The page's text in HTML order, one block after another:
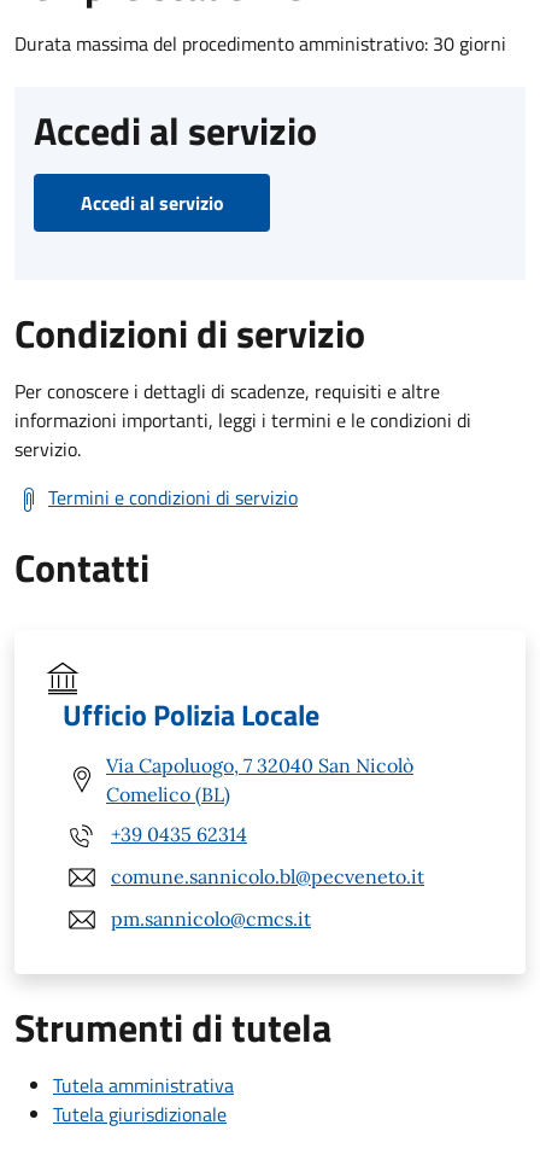
Durata massima del procedimento amministrativo: 30 giorni
Accedi al servizio
Accedi al servizio
Condizioni di servizio
Per conoscere i dettagli di scadenze, requisiti e altre
informazioni importanti, leggi i termini e le condizioni di
servizio.
Termini e condizioni di servizio
Contatti
Ufficio Polizia Locale
Via Capoluogo, 7 32040 San Nicolò
Comelico (BL)
+39 0435 62314
comune.sannicolo.bl@pecveneto.it
pm.sannicolo@cmcs.it
Strumenti di tutela
Tutela amministrativa
Tutela giurisdizionale